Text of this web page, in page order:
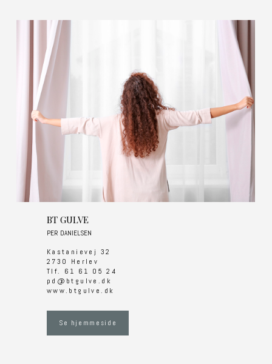
BT GULVE
PER DANIELSEN
Kastanievej 32
2730 Herlev
Tlf. 61 61 05 24
​pd@btgulve.dk
www.btgulve.dk
Se hjemmeside